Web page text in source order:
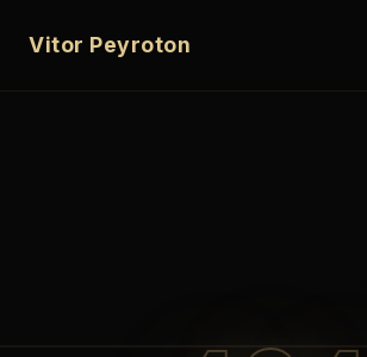
Vitor Peyroton